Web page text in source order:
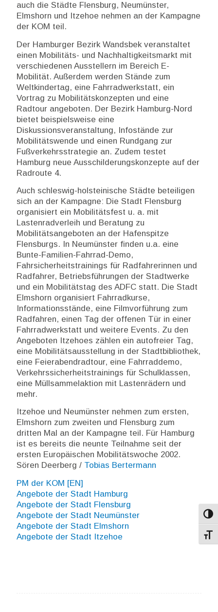
auch die Städte Flensburg, Neumünster,
Elmshorn und Itzehoe nehmen an der Kampagne
der KOM teil.
Der Hamburger Bezirk Wandsbek veranstaltet
einen Mobilitäts- und Nachhaltigkeitsmarkt mit
verschiedenen Ausstellern im Bereich E-
Mobilität. Außerdem werden Stände zum
Weltkindertag, eine Fahrradwerkstatt, ein
Vortrag zu Mobilitätskonzepten und eine
Radtour angeboten. Der Bezirk Hamburg-Nord
bietet beispielsweise eine
Diskussionsveranstaltung, Infostände zur
Mobilitätswende und einen Rundgang zur
Fußverkehrsstrategie an. Zudem testet
Hamburg neue Ausschilderungskonzepte auf der
Radroute 4.
Auch schleswig-holsteinische Städte beteiligen
sich an der Kampagne: Die Stadt Flensburg
organisiert ein Mobilitätsfest u. a. mit
Lastenradverleih und Beratung zu
Mobilitätsangeboten an der Hafenspitze
Flensburgs. In Neumünster finden u.a. eine
Bunte-Familien-Fahrrad-Demo,
Fahrsicherheitstrainings für Radfahrerinnen und
Radfahrer, Betriebsführungen der Stadtwerke
und ein Mobilitätstag des ADFC statt. Die Stadt
Elmshorn organisiert Fahrradkurse,
Informationsstände, eine Filmvorführung zum
Radfahren, einen Tag der offenen Tür in einer
Fahrradwerkstatt und weitere Events. Zu den
Angeboten Itzehoes zählen ein autofreier Tag,
eine Mobilitätsausstellung in der Stadtbibliothek,
eine Feierabendradtour, eine Fahrraddemo,
Verkehrssicherheitstrainings für Schulklassen,
eine Müllsammelaktion mit Lastenrädern und
mehr.
Itzehoe und Neumünster nehmen zum ersten,
Elmshorn zum zweiten und Flensburg zum
dritten Mal an der Kampagne teil. Für Hamburg
ist es bereits die neunte Teilnahme seit der
ersten Europäischen Mobilitätswoche 2002.
Sören Deerberg / Tobias Bertermann
PM der KOM [EN]
Angebote der Stadt Hamburg
Angebote der Stadt Flensburg
Angebote der Stadt Neumünster
Angebote der Stadt Elmshorn
Angebote der Stadt Itzehoe